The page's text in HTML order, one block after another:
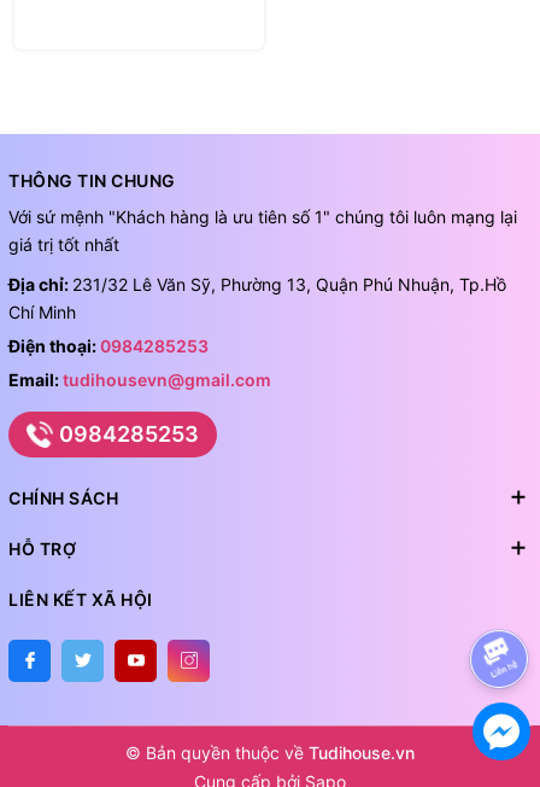
THÔNG TIN CHUNG
Với sứ mệnh "Khách hàng là ưu tiên số 1" chúng tôi luôn mạng lại
giá trị tốt nhất
Địa chỉ: 231/32 Lê Văn Sỹ, Phường 13, Quận Phú Nhuận, Tp.Hồ
Chí Minh
Điện thoại:0984285253
Email:tudihousevn@gmail.com
0984285253
CHÍNH SÁCH
HỖ TRỢ
LIÊN KẾT XÃ HỘI
© Bản quyền thuộc về Tudihouse.vn
Cung cấp bởi Sapo